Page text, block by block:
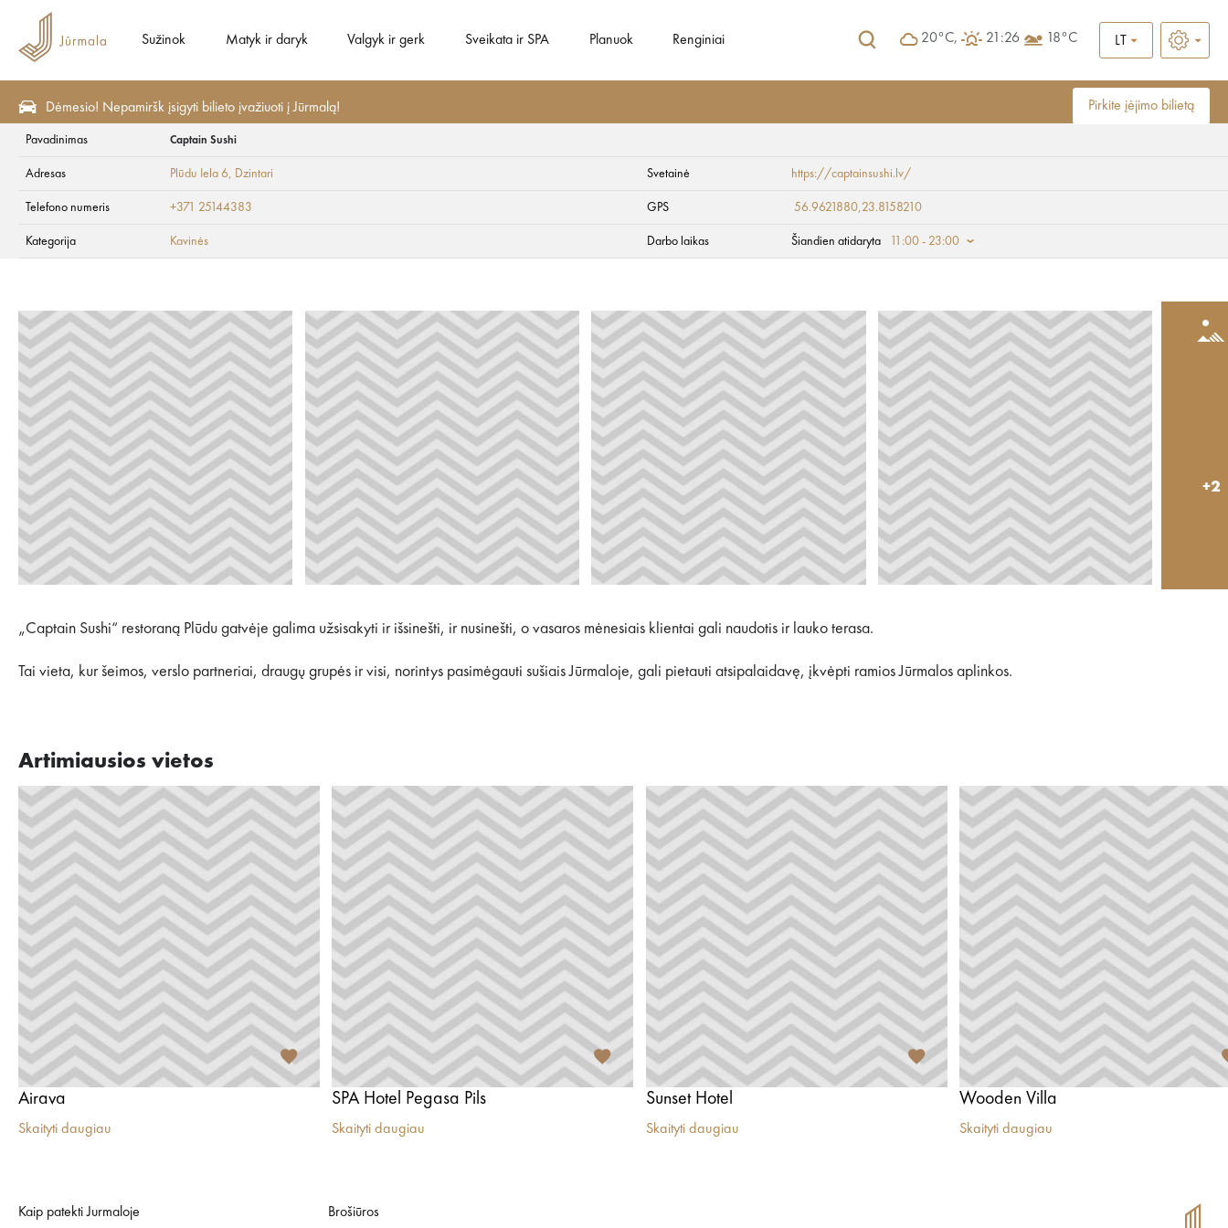
Sužinok Matyk ir daryk Valgyk ir gerk Sveikata ir SPA Planuok Renginiai 20°C, 21:26 18°C LT
Dėmesio! Nepamiršk įsigyti bilieto įvažiuoti į Jūrmalą! Pirkite įėjimo bilietą
Captain Sushi
Pavadinimas Captain Sushi
Adresas Plūdu Iela 6, Dzintari Svetainė https://captainsushi.lv/
Telefono numeris +371 25144383 GPS 56.9621880,23.8158210
Kategorija Kavinės Darbo laikas Šiandien atidaryta 11:00 - 23:00
+2
„Captain Sushi“ restoraną Plūdu gatvėje galima užsisakyti ir išsinešti, ir nusinešti, o vasaros mėnesiais klientai gali naudotis ir lauko terasa.
Tai vieta, kur šeimos, verslo partneriai, draugų grupės ir visi, norintys pasimėgauti sušiais Jūrmaloje, gali pietauti atsipalaidavę, įkvėpti ramios Jūrmalos aplinkos.
Artimiausios vietos
Airava
Skaityti daugiau
SPA Hotel Pegasa Pils
Skaityti daugiau
Sunset Hotel
Skaityti daugiau
Wooden Villa
Skaityti daugiau
Kaip patekti Jurmaloje Brošiūros